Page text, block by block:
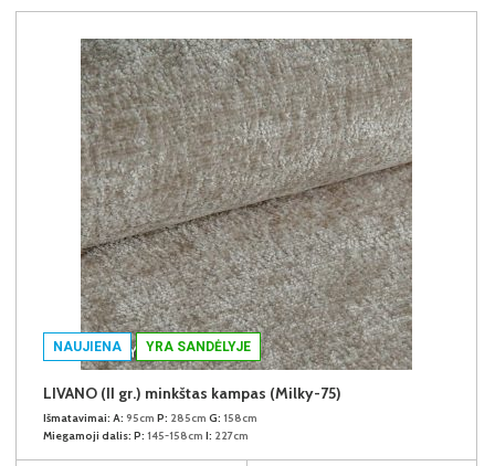
NAUJIENA YRA SANDĖLYJE
LIVANO (II gr.) minkštas kampas (Milky-75)
Išmatavimai: A: 95cm P: 285cm G: 158cm
Miegamoji dalis: P: 145-158cm I: 227cm